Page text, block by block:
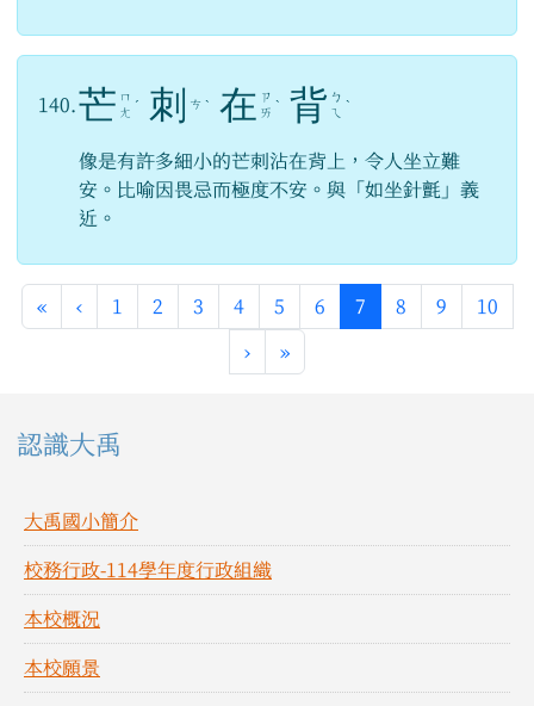
140. 芒 ㄇ
ㄤ ˊ 刺 ㄘ ˋ 在 ㄗ
ㄞ ˋ 背 ㄅ
ㄟ ˋ
像是有許多細小的芒刺沾在背上，令人坐立難
安。比喻因畏忌而極度不安。與「如坐針氈」義
近。
«第一頁
‹上一頁
1 2 3 4 5 6 7(目前頁次)
8 9 10
›下一頁
»最後頁
左邊區域內容
認識大禹
大禹國小簡介
校務行政-114學年度行政組織
本校概況
本校願景